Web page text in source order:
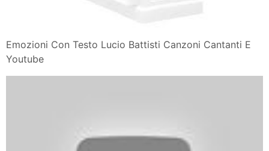
Emozioni Con Testo Lucio Battisti Canzoni Cantanti E
Youtube